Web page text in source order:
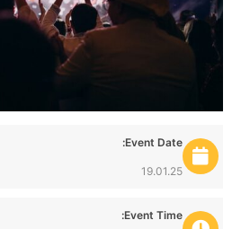
Event Date:
19.01.25
Event Time: